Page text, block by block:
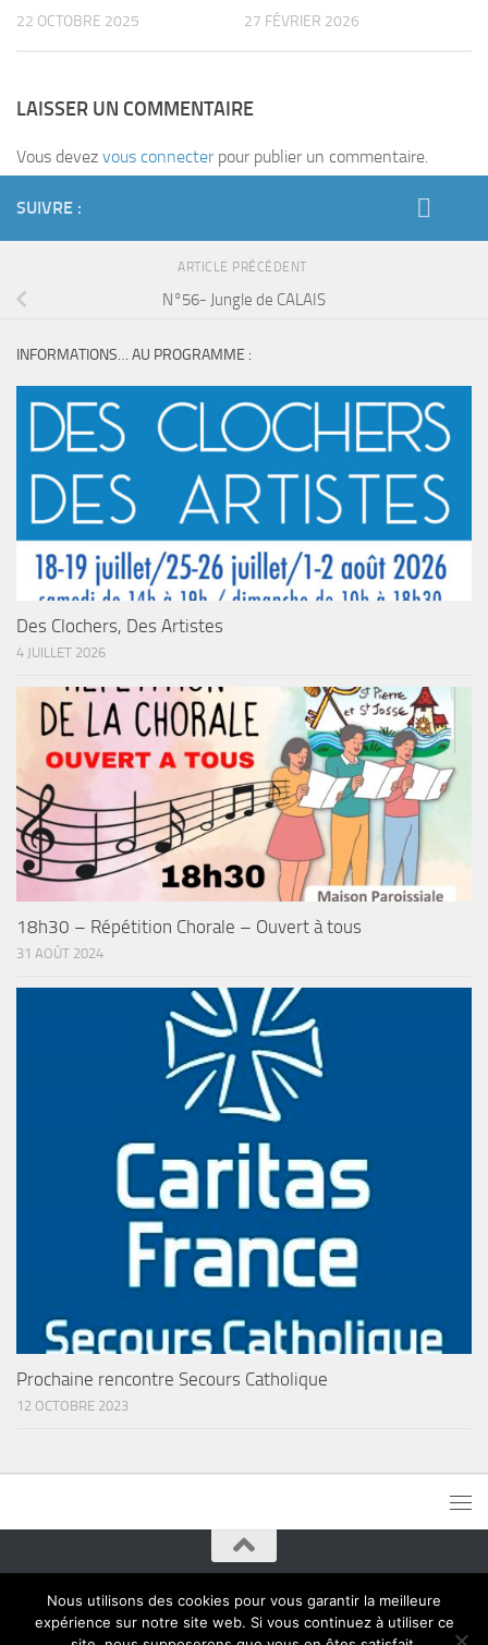
22 OCTOBRE 2025 27 FÉVRIER 2026
LAISSER UN COMMENTAIRE
Vous devez vous connecterpour publier un commentaire.
SUIVRE :
ARTICLE PRÉCÉDENT
N°56- Jungle de CALAIS
INFORMATIONS… AU PROGRAMME :
Des Clochers, Des Artistes
4 JUILLET 2026
18h30 – Répétition Chorale – Ouvert à tous
31 AOÛT 2024
Prochaine rencontre Secours Catholique
12 OCTOBRE 2023
Paroisses de Montreuil © 2015. Tous droits réservés
Nous utilisons des cookies pour vous garantir la meilleure
expérience sur notre site web. Si vous continuez à utiliser ce